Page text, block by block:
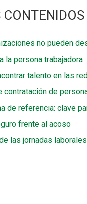
CONTENIDOS
no pueden
la persona trabajadora
talento en las
contratación de
de referencia: clave
frente al acoso
las jornadas